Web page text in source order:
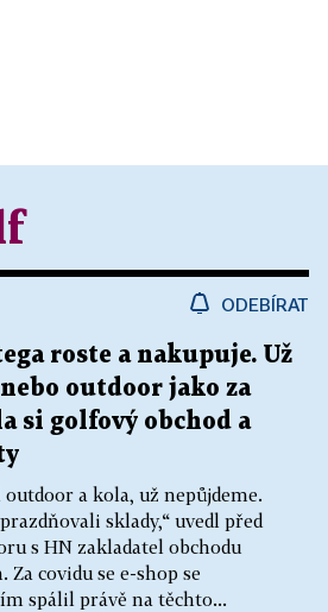
ODEBÍRAT
roste a nakupuje. Už
outdoor jako za
si golfový obchod a
a kola, už nepůjdeme.
sklady,“ uvedl před
s HN zakladatel obchodu
Za covidu se e-shop se
spálil právě na těchto...